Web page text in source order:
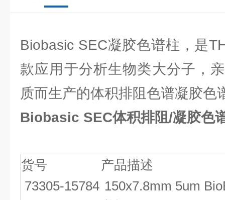
Biobasic SEC凝胶色谱柱，是
款应用于分析生物类大分子，
质而生产的体积排阻色谱凝胶色
Biobasic SEC体积排阻/凝胶色
货号
产品描述
73305-15784 150x7.8mm 5um